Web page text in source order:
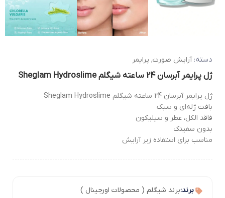
دسته: آرایش صورت, پرایمر
ژل پرایمر آبرسان 24 ساعته شیگلم Sheglam Hydroslime
ژل پرایمر آبرسان 24 ساعته شیگلم Sheglam Hydroslime
بافت ژله‌ای و سبک
فاقد الکل، عطر و سیلیکون
بدون سفیدک
مناسب برای استفاده زیر آرایش
برند:برند شیگلم ( محصولات اورجینال )